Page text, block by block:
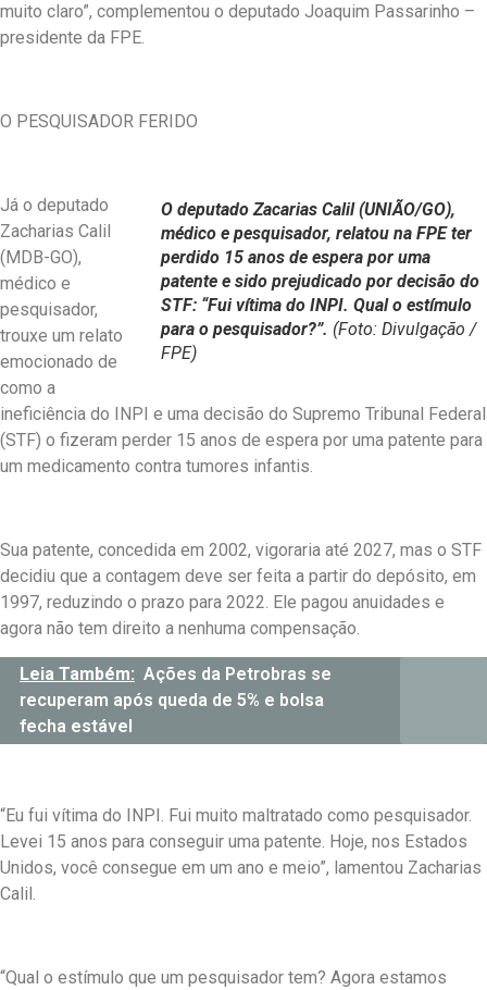
muito claro”, complementou o deputado Joaquim Passarinho –
presidente da FPE.
O PESQUISADOR FERIDO
O deputado Zacarias Calil (UNIÃO/GO),
médico e pesquisador, relatou na FPE ter
perdido 15 anos de espera por uma
patente e sido prejudicado por decisão do
STF: “Fui vítima do INPI. Qual o estímulo
para o pesquisador?”. (Foto: Divulgação /
FPE)
Já o deputado
Zacharias Calil
(MDB-GO),
médico e
pesquisador,
trouxe um relato
emocionado de
como a
ineficiência do INPI e uma decisão do Supremo Tribunal Federal
(STF) o fizeram perder 15 anos de espera por uma patente para
um medicamento contra tumores infantis.
Sua patente, concedida em 2002, vigoraria até 2027, mas o STF
decidiu que a contagem deve ser feita a partir do depósito, em
1997, reduzindo o prazo para 2022. Ele pagou anuidades e
agora não tem direito a nenhuma compensação.
Leia Também: Ações da Petrobras se
recuperam após queda de 5% e bolsa
fecha estável
“Eu fui vítima do INPI. Fui muito maltratado como pesquisador.
Levei 15 anos para conseguir uma patente. Hoje, nos Estados
Unidos, você consegue em um ano e meio”, lamentou Zacharias
Calil.
“Qual o estímulo que um pesquisador tem? Agora estamos